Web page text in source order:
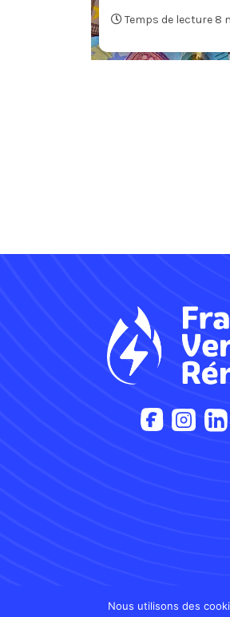
Temps de lecture 8
© 2021 France Verte
Nous utilisons des